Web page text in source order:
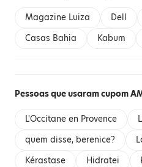
Magazine Luiza Dell
Casas Bahia
Kabum
Pessoas que usaram cupom
L'Occitane en Provence
quem disse, berenice?
Kérastase
Hidratei